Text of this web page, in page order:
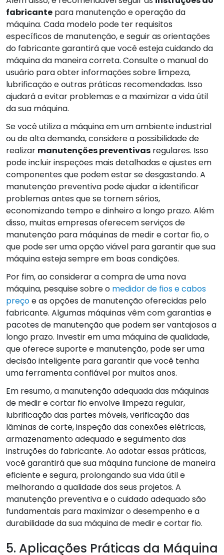
fabricante para manutenção e operação da
máquina. Cada modelo pode ter requisitos
específicos de manutenção, e seguir as orientações
do fabricante garantirá que você esteja cuidando da
máquina da maneira correta. Consulte o manual do
usuário para obter informações sobre limpeza,
lubrificação e outras práticas recomendadas. Isso
ajudará a evitar problemas e a maximizar a vida útil
da sua máquina.
Se você utiliza a máquina em um ambiente industrial
ou de alta demanda, considere a possibilidade de
realizar manutenções preventivas regulares. Isso
pode incluir inspeções mais detalhadas e ajustes em
componentes que podem estar se desgastando. A
manutenção preventiva pode ajudar a identificar
problemas antes que se tornem sérios,
economizando tempo e dinheiro a longo prazo. Além
disso, muitas empresas oferecem serviços de
manutenção para máquinas de medir e cortar fio, o
que pode ser uma opção viável para garantir que sua
máquina esteja sempre em boas condições.
Por fim, ao considerar a compra de uma nova
máquina, pesquise sobre o medidor de fios e cabos
preçoe as opções de manutenção oferecidas pelo
fabricante. Algumas máquinas vêm com garantias e
pacotes de manutenção que podem ser vantajosos a
longo prazo. Investir em uma máquina de qualidade,
que oferece suporte e manutenção, pode ser uma
decisão inteligente para garantir que você tenha
uma ferramenta confiável por muitos anos.
Em resumo, a manutenção adequada das máquinas
de medir e cortar fio envolve limpeza regular,
lubrificação das partes móveis, verificação das
lâminas de corte, inspeção das conexões elétricas,
armazenamento adequado e seguimento das
instruções do fabricante. Ao adotar essas práticas,
você garantirá que sua máquina funcione de maneira
eficiente e segura, prolongando sua vida útil e
melhorando a qualidade dos seus projetos. A
manutenção preventiva e o cuidado adequado são
fundamentais para maximizar o desempenho e a
durabilidade da sua máquina de medir e cortar fio.
5. Aplicações Práticas da Máquina